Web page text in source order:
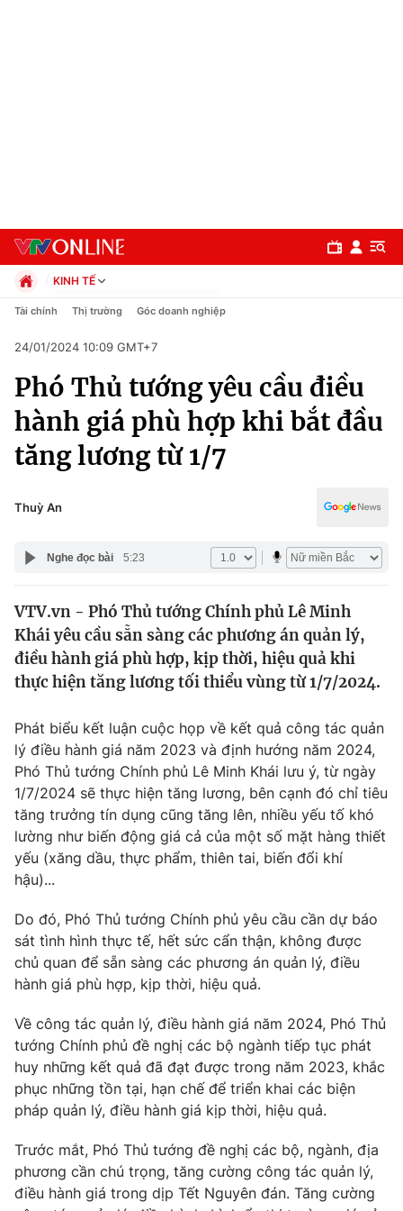
Chuyên mục
Chính trị
Xã hội
Pháp luật
Y tế
Thế giới
Tin tức
Thế giới đó đây
Câu chuyện quốc tế
Kinh tế
Thị trường
Góc doanh nghiệp
Dữ liệu và đời sống
Truyền hình
Phim VTV
Hậu trường
Nhân vật
Khán giả
Giải sao mai
Giải trí
Điện ảnh
Sao
Đời sống
Du lịch
Làm đẹp
Chất lượng cuộc sống
Giáo dục
Tuyển sinh
Công nghệ
Hitech Công nghệ tương lai
Sản phẩm
Thị trường
Giao lưu trực tuyến
Lịch phát sóng
Chuyên mục khác
Emagazine Podcast
KINH TẾ
Chính trị
Pháp luật
Kinh tế
Thể thao
Truyền hình
Văn hóa - Giải trí
Y tế
Tài chính Thị trường Góc doanh nghiệp
24/01/2024 10:09 GMT+7
Phó Thủ tướng yêu cầu điều
hành giá phù hợp khi bắt đầu
tăng lương từ 1/7
Thuỳ An
Nghe đọc bài 5:23
VTV.vn - Phó Thủ tướng Chính phủ Lê Minh
Khái yêu cầu sẵn sàng các phương án quản lý,
điều hành giá phù hợp, kịp thời, hiệu quả khi
thực hiện tăng lương tối thiểu vùng từ 1/7/2024.
Phát biểu kết luận cuộc họp về kết quả công tác quản
lý điều hành giá năm 2023 và định hướng năm 2024,
Phó Thủ tướng Chính phủ Lê Minh Khái lưu ý, từ ngày
1/7/2024 sẽ thực hiện tăng lương, bên cạnh đó chỉ tiêu
tăng trưởng tín dụng cũng tăng lên, nhiều yếu tố khó
lường như biến động giá cả của một số mặt hàng thiết
yếu (xăng dầu, thực phẩm, thiên tai, biến đổi khí
hậu)...
Do đó, Phó Thủ tướng Chính phủ yêu cầu cần dự báo
sát tình hình thực tế, hết sức cẩn thận, không được
chủ quan để sẵn sàng các phương án quản lý, điều
hành giá phù hợp, kịp thời, hiệu quả.
Về công tác quản lý, điều hành giá năm 2024, Phó Thủ
tướng Chính phủ đề nghị các bộ ngành tiếp tục phát
huy những kết quả đã đạt được trong năm 2023, khắc
phục những tồn tại, hạn chế để triển khai các biện
pháp quản lý, điều hành giá kịp thời, hiệu quả.
Trước mắt, Phó Thủ tướng đề nghị các bộ, ngành, địa
phương cần chú trọng, tăng cường công tác quản lý,
điều hành giá trong dịp Tết Nguyên đán. Tăng cường